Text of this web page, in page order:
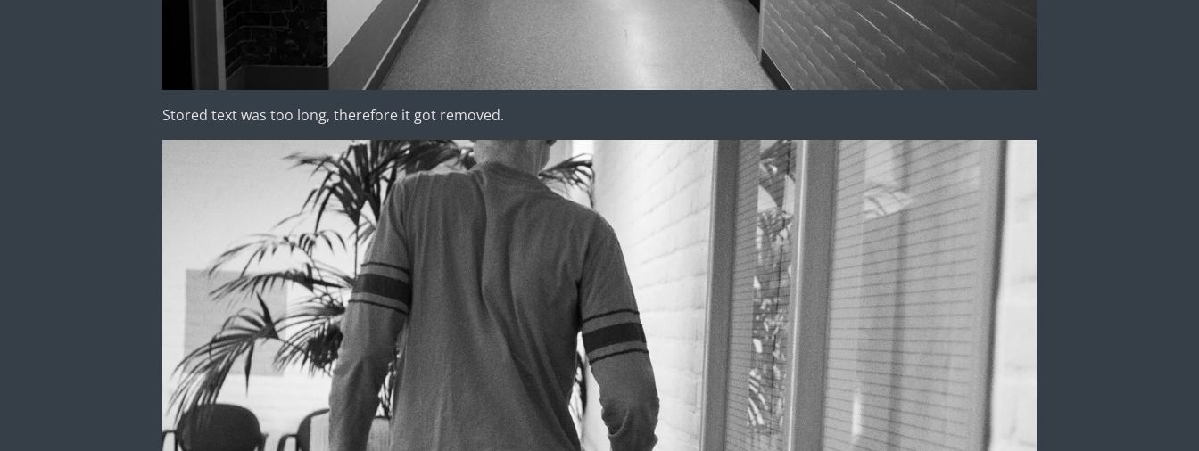
Stored text was too long, therefore it got removed.